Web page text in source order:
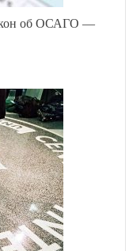
об ОСАГО —